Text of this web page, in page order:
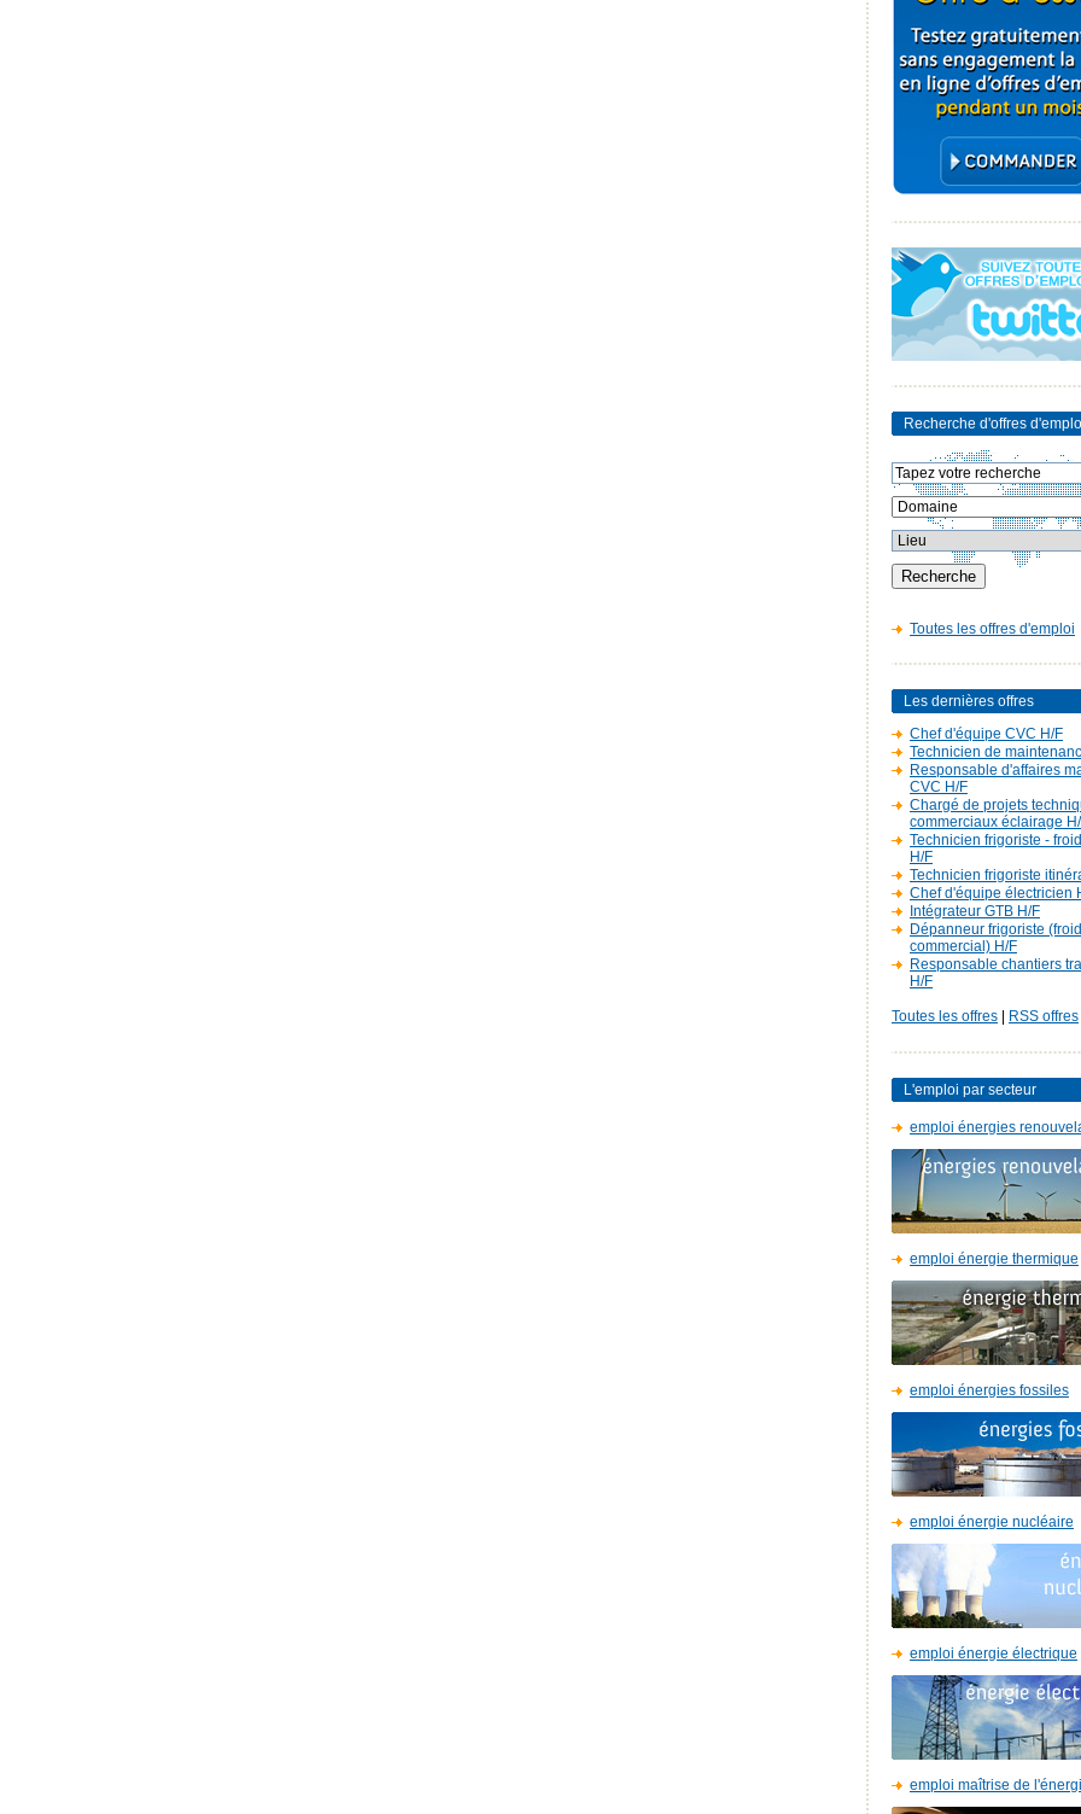
Recherche d'offres
Toutes les offres d'emploi
Les dernières offres
Chef d'équipe CVC H/F
Technicien de
Responsable d'affaires
CVC H/F
Chargé de projets
commerciaux éclairage
Technicien frigoriste -
H/F
Technicien frigoriste
Chef d'équipe électricien
Intégrateur GTB H/F
Dépanneur frigoriste (froid
commercial) H/F
Responsable chantiers
H/F
Toutes les offres RSS offres
L'emploi par secteur
emploi énergies
emploi énergie thermique
emploi énergies fossiles
emploi énergie nucléaire
emploi énergie électrique
emploi maîtrise de